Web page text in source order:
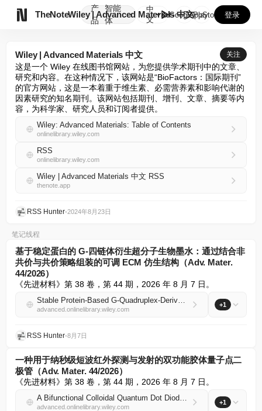
TheNote
产
品
智能
体
Wiley | Advanced Materials 中文
中
文
GooglePlay
AppStore 登录
Wiley | Advanced Materials 中文 关注
这是一个 Wiley 在线图书馆网站，为您提供学术期刊中的文章、
研究和内容。在这种情况下，该网站是“BioFactors：国际期刊”
的官方网站，这是一本着重于维生素、必需营养素和影响代谢的
因素研究的知名期刊。该网站包括期刊、增刊、文章、摘要等内
容，为科学家、研究人员和订阅者提供。
Wiley: Advanced Materials: Table of Contents
onlinelibrary.wiley.com
RSS
onlinelibrary.wiley.com
Wiley | Advanced Materials 中文 RSS
thenote.app
RSS Hunter•2024年8月23日
笔记线程
基于稳定蛋白的 G-四链体衍生超分子生物墨水：通过结合非
共价与共价策略组装的可调 ECM 仿生结构（Adv. Mater.
44/2026）
《先进材料》第 38 卷，第 44 期，2026 年 8 月 7 日。
Stable Protein‐Based G‐Quadruplex‐Derived Supramolecular Bioinks as Tunable ECM‐Mimetic Constructs Assembled by Combining Non‐Covalent and Covalent Strategies (Adv. Mater. 44/2026)
advanced.onlinelibrary.wiley.com
+1
RSS Hunter•8月7日
一种用于纳秒级短波红外探测与发射的双功能胶体量子点二
极管（Adv. Mater. 44/2026）
《先进材料》第 38 卷，第 44 期，2026 年 8 月 7 日。
A Bifunctional Colloidal Quantum Dot Diode for Nanosecond Short‐Wave Infrared Detection and Emission (Adv. Mater. 44/2026)
advanced.onlinelibrary.wiley.com
+1